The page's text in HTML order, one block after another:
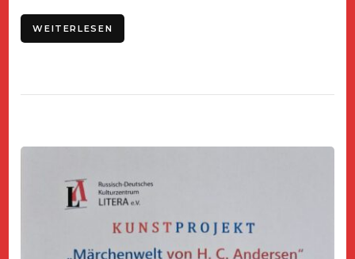
WEITERLESEN